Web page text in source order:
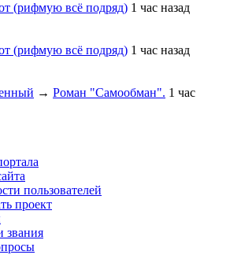
(рифмую всё подряд) 1 час назад
(рифмую всё подряд) 1 час назад
→ Роман "Самообман". 1 час
пользователей
проект
звания